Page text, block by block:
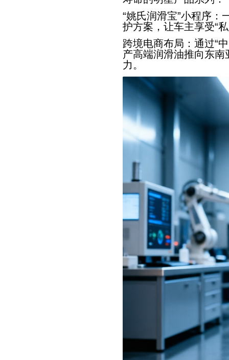
“姚氏润滑宝”小程序：
护方案，让车主享受“
跨境电商布局：通过“
产高端润滑油推向东
力。